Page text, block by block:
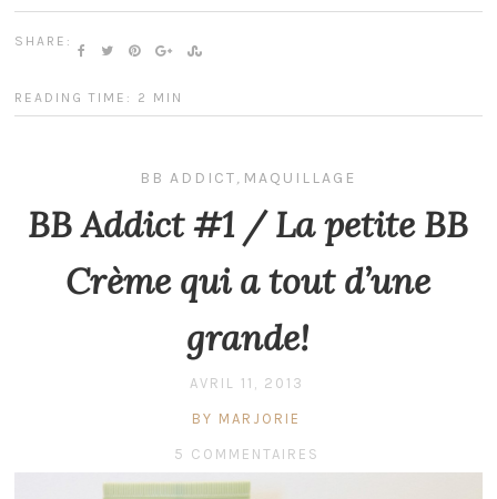
SHARE:
READING TIME: 2 MIN
BB ADDICT, MAQUILLAGE
BB Addict #1 / La petite BB
Crème qui a tout d’une
grande!
AVRIL 11, 2013
BY MARJORIE
5 COMMENTAIRES